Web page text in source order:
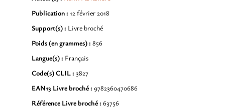
Publication : 12 février 2018
Support(s) : Livre broché
Poids (en grammes) : 856
Langue(s) : Français
Code(s) CLIL : 3827
EAN13 Livre broché : 9782360470686
Référence Livre broché : 63756